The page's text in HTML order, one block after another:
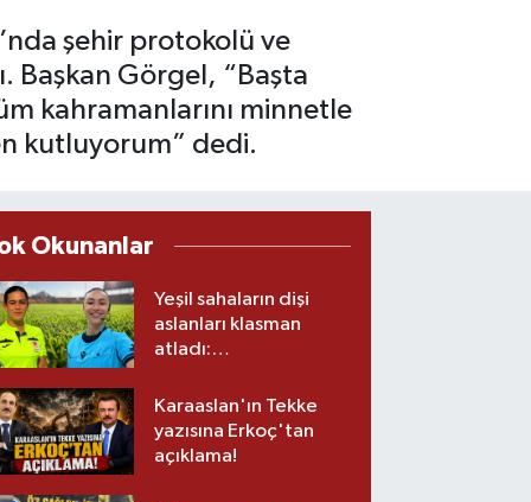
şehir protokolü ve
Başkan Görgel, “Başta
kahramanlarını minnetle
kutluyorum” dedi.
Okunanlar
Yeşil sahaların dişi
aslanları klasman
atladı:
üst lige iki transfer!
Karaaslan'ın Tekke
yazısına Erkoç'tan
açıklama!